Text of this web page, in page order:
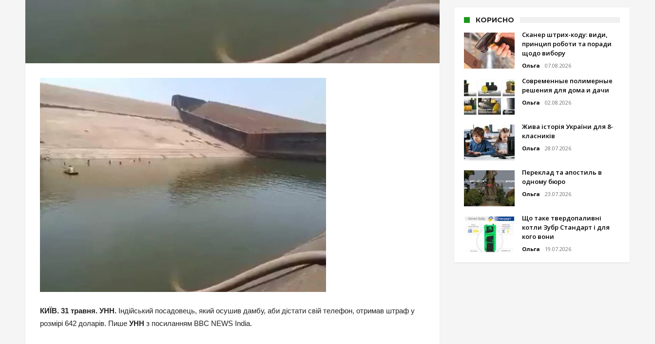
КИЇВ. 31 травня. УНН. Індійський посадовець, який осушив дамбу, аби дістати свій телефон, отримав штраф у
розмірі 642 доларів. Пише УНН з посиланням BBC NEWS India.
КОРИСНО
Сканер штрих-коду: види,
принцип роботи та поради
щодо вибору
Ольга 07.08.2026
Современные полимерные
решения для дома и дачи
Ольга 02.08.2026
Жива історія України для 8-
класників
Ольга 28.07.2026
Переклад та апостиль в
одному бюро
Ольга 23.07.2026
Що таке твердопаливні
котли Зубр Стандарт і для
кого вони
Ольга 19.07.2026